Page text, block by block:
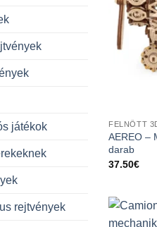
játékok
rejtvények
FELNŐTT
AEREO –
darab
37.50€